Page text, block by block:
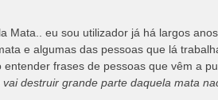
Mata.. eu sou utilizador já há largos
e algumas das pessoas que lá
frases de pessoas que vêm a
destruir grande parte daquela mata